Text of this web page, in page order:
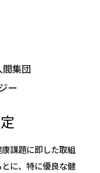
集団
ー
課題に即した取組
に、特に優良な健